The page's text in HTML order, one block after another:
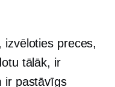
preces,
tālāk, ir
ir pastāvīgs